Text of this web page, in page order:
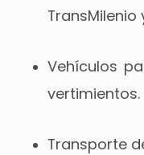
TransMilenio
Vehículos
vertimientos.
Transporte